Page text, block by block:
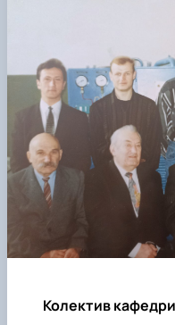
Колектив кафедри